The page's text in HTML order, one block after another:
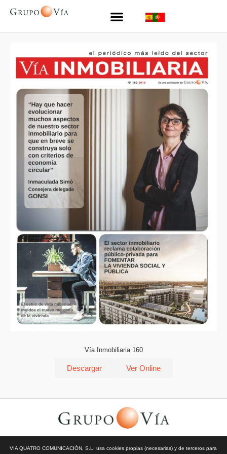
Vía Inmobiliaria 160
Descargar Ver Online
| Grupo Vía | 2026 |Aviso Legal y Privacidad|Política de
VIA QUATRO COMUNICACIÓN, S.L. usa cookies propias (necesarias) y de terceros para